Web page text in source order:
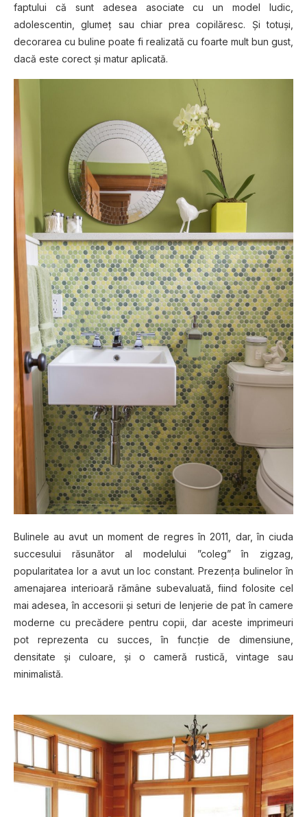
faptului că sunt adesea asociate cu un model ludic,
adolescentin, glumeț sau chiar prea copilăresc. Și totuși,
decorarea cu buline poate fi realizată cu foarte mult bun gust,
dacă este corect și matur aplicată.
Bulinele au avut un moment de regres în 2011, dar, în ciuda
succesului răsunător al modelului ”coleg” în zigzag,
popularitatea lor a avut un loc constant. Prezența bulinelor în
amenajarea interioară rămâne subevaluată, fiind folosite cel
mai adesea, în accesorii și seturi de lenjerie de pat în camere
moderne cu precădere pentru copii, dar aceste imprimeuri
pot reprezenta cu succes, în funcție de dimensiune,
densitate și culoare, și o cameră rustică, vintage sau
minimalistă.